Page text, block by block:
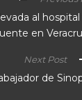
al
en
Next Post
de